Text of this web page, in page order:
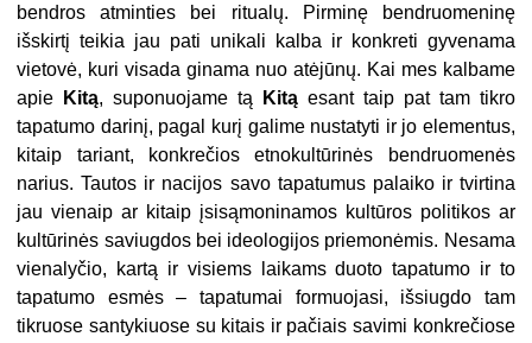
bendros atminties bei ritualų. Pirminę bendruomeninę
išskirtį teikia jau pati unikali kalba ir konkreti gyvenama
vietovė, kuri visada ginama nuo atėjūnų. Kai mes kalbame
apie
Kitą, suponuojame tą Kitą esant taip pat tam tikro
tapatumo darinį, pagal kurį galime nustatyti ir jo elementus,
kitaip tariant, konkrečios etnokultūrinės bendruomenės
narius. Tautos ir nacijos savo tapatumus palaiko ir tvirtina
jau vienaip ar kitaip įsisąmoninamos kultūros politikos ar
kultūrinės saviugdos bei ideologijos priemonėmis. Nesama
vienalyčio, kartą ir visiems laikams duoto tapatumo ir to
tapatumo esmės – tapatumai formuojasi, išsiugdo tam
tikruose santykiuose su kitais ir pačiais savimi konkrečiose